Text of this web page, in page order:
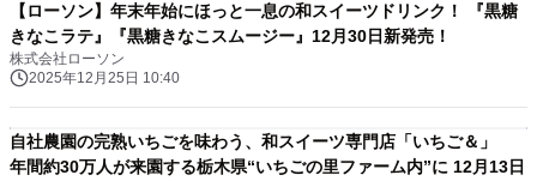
【ローソン】年末年始にほっと一息の和スイーツドリンク！ 『黒糖
きなこラテ』『黒糖きなこスムージー』12月30日新発売！
株式会社ローソン
2025年12月25日 10:40
自社農園の完熟いちごを味わう、和スイーツ専門店「いちご＆」
年間約30万人が来園する栃木県“いちごの里ファーム内”に 12月13日